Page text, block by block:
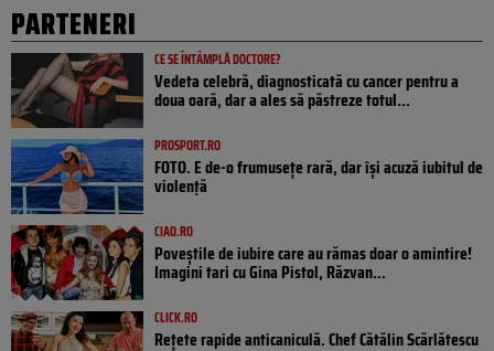
PARTENERI
CE SE ÎNTÂMPLĂ DOCTORE?
Vedeta celebră, diagnosticată cu cancer pentru a
doua oară, dar a ales să păstreze totul...
PROSPORT.RO
FOTO. E de-o frumusețe rară, dar își acuză iubitul de
violență
CIAO.RO
Poveştile de iubire care au rămas doar o amintire!
Imagini tari cu Gina Pistol, Răzvan...
CLICK.RO
Rețete rapide anticaniculă. Chef Cătălin Scărlătescu